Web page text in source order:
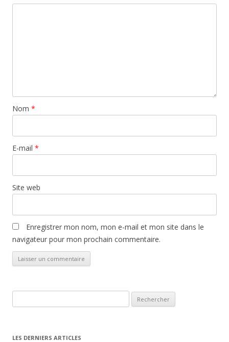
Nom *
E-mail *
Site web
Enregistrer mon nom, mon e-mail et mon site dans le
navigateur pour mon prochain commentaire.
LES DERNIERS ARTICLES